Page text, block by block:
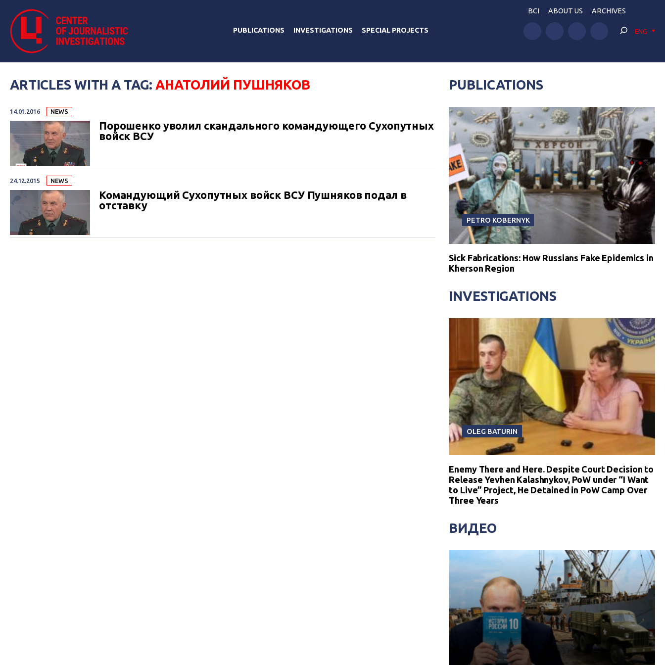
PUBLICATIONS INVESTIGATIONS SPECIAL PROJECTS
BCI ABOUT US ARCHIVES
ENG
ARTICLES WITH A TAG: АНАТОЛИЙ ПУШНЯКОВ
14.01.2016 NEWS
Порошенко уволил скандального командующего Сухопутных
войск ВСУ
24.12.2015 NEWS
Командующий Сухопутных войск ВСУ Пушняков подал в
отставку
PUBLICATIONS
PETRO KOBERNYK
Sick Fabrications: How Russians Fake Epidemics in
Kherson Region
INVESTIGATIONS
OLEG BATURIN
Enemy There and Here. Despite Court Decision to
Release Yevhen Kalashnykov, PoW under “I Want
to Live” Project, He Detained in PoW Camp Over
Three Years
ВИДЕО